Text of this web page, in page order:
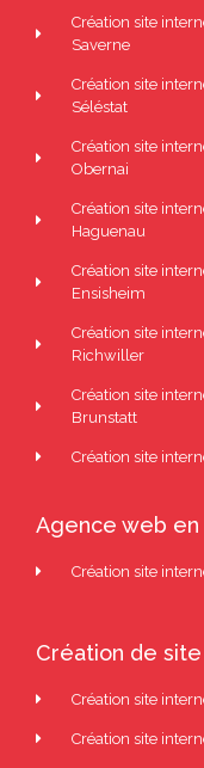
Création site
Saverne
Création site
Séléstat
Création site
Obernai
Création site
Haguenau
Création site
Ensisheim
Création site
Richwiller
Création site
Brunstatt
Création site
Agence web en
Création site
Création de
Création site
Création site